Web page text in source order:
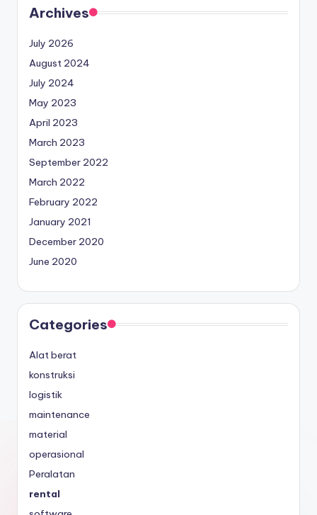
Archives
July 2026
August 2024
July 2024
May 2023
April 2023
March 2023
September 2022
March 2022
February 2022
January 2021
December 2020
June 2020
Categories
Alat berat
konstruksi
logistik
maintenance
material
operasional
Peralatan
rental